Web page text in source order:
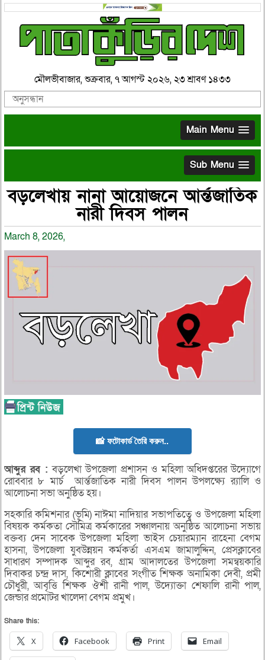
মৌলভীবাজার, শুক্রবার, ৭ আগস্ট ২০২৬, ২৩ শ্রাবণ ১৪৩৩
Main Menu
Sub Menu
বড়লেখায় নানা আয়োজনে আর্ন্তজাতিক
নারী দিবস পালন
March 8, 2026,
📸 ফটোকার্ড তৈরি করুন..
আব্দুররব : বড়লেখা উপজেলা প্রশাসন ও মহিলা অধিদপ্তরের উদ্যোগে
রোববার ৮ মার্চ আর্ন্তজাতিক নারী দিবস পালন উপলক্ষ্যে র‌্যালি ও
আলোচনা সভা অনুষ্ঠিত হয়।
সহকারি কমিশনার (ভূমি) নাঈমা নাদিয়ার সভাপতিত্বে ও উপজেলা মহিলা
বিষয়ক কর্মকতা সৌমিত্র কর্মকারের সঞ্চালনায় অনুষ্ঠিত আলোচনা সভায়
বক্তব্য দেন সাবেক উপজেলা মহিলা ভাইস চেয়ারম্যান রাহেনা বেগম
হাসনা, উপজেলা যুবউন্নয়ন কর্মকর্তা এসএম জামালুদ্দিন, প্রেসক্লাবের
সাধারণ সম্পাদক আব্দুর রব, গ্রাম আদালতের উপজেলা সমন্বয়কারি
দিবাকর চন্দ্র দাস, কিশোরী ক্লাবের সংগীত শিক্ষক অনামিকা দেবী, প্রমী
চৌধুরী, আবৃত্তি শিক্ষক ঔশী রানী পাল, উদ্যোক্তা শেফালি রানী পাল,
জেন্ডার প্রমোটর খালেদা বেগম প্রমুখ।
Share this:
X Facebook Print Email